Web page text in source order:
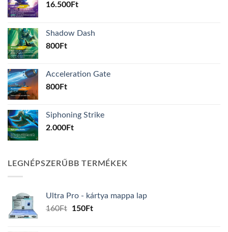
16.500Ft
Shadow Dash
800Ft
Acceleration Gate
800Ft
Siphoning Strike
2.000Ft
LEGNÉPSZERŰBB TERMÉKEK
Ultra Pro - kártya mappa lap
160Ft
Original
150FtCurrent